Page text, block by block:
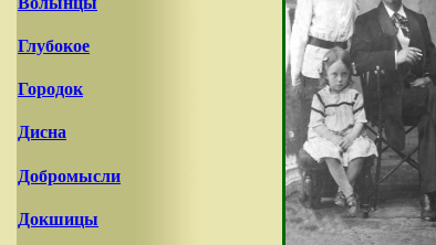
Глубокое
Городок
Дисна
Добромысли
Докшицы